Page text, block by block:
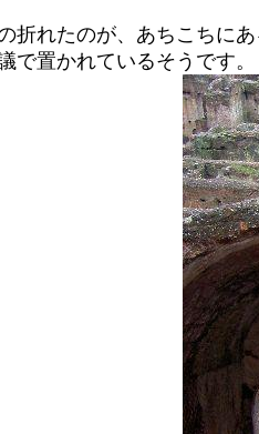
折れたのが、あちこち
で置かれているそうです。